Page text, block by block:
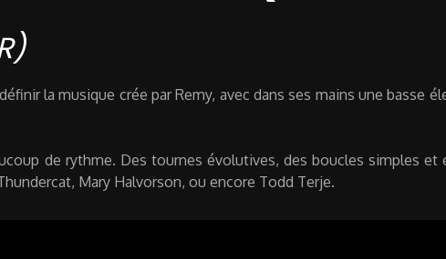
la musique crée par Remy, avec dans ses mains une basse
de rythme. Des tournes évolutives, des boucles simples
Mary Halvorson, ou encore Todd Terje.